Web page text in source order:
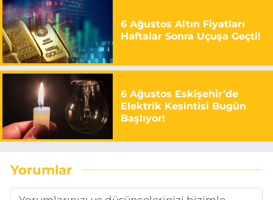
6 Ağustos Altın Fiyatları
Haftalar Sonra Uçuşa Geçti!
6 Ağustos Eskişehir’de
Elektrik Kesintisi Bugün
Başlıyor!
Yorumlar